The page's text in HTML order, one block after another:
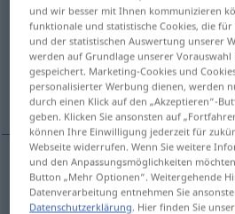
Übersicht aller
(Für mehr Details die Übersetzung
pysyä...
Beispiele
aufetwasbeharren
und wir besser mit Ihnen kommunizieren
funktionale und statistische Cookies, die
und der statistischen Auswertung unserer
werden auf Grundlage unserer
gespeichert. Marketing-Cookies und
personalisierter Werbung dienen, werden
durch einen Klick auf den „Akzeptieren“-
geben. Klicken Sie ansonsten auf
können Ihre Einwilligung jederzeit für
Webseite widerrufen. Wenn Sie weitere
und den Anpassungsmöglichkeiten
Button „Mehr Optionen“. Weitergehende
Datenverarbeitung entnehmen Sie
Datenschutzerklärung . Hier finden Sie